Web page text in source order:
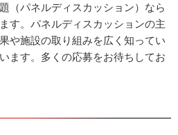
（パネルディスカッション）なら
す。パネルディスカッションの主
や施設の取り組みを広く知ってい
ます。多くの応募をお待ちしてお